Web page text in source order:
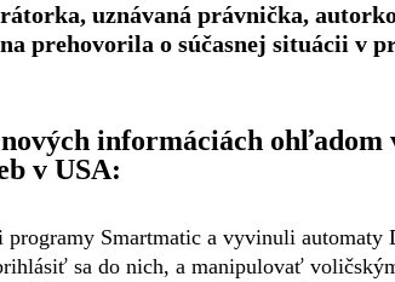
uznávaná právnička,
prehovorila o súčasnej situácii v
informáciách ohľadom
v USA:
programy Smartmatic a vyvinuli
sa do nich, a manipulovať